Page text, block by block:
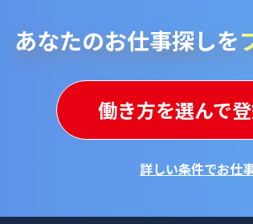
あなたのお仕事探しを
働き方を選んで
詳しい条件でお仕